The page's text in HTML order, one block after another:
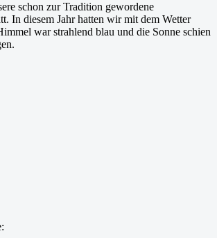
schon zur Tradition gewordene
In diesem Jahr hatten wir mit dem Wetter
war strahlend blau und die Sonne schien